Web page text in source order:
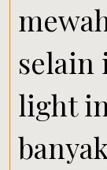
selain
light